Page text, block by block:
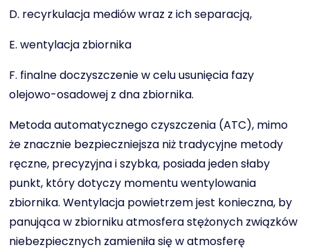
D. recyrkulacja mediów wraz z ich separacją,
E. wentylacja zbiornika
F. finalne doczyszczenie w celu usunięcia fazy
olejowo-osadowej z dna zbiornika.
Metoda automatycznego czyszczenia (ATC), mimo
że znacznie bezpieczniejsza niż tradycyjne metody
ręczne, precyzyjna i szybka, posiada jeden słaby
punkt, który dotyczy momentu wentylowania
zbiornika. Wentylacja powietrzem jest konieczna, by
panująca w zbiorniku atmosfera stężonych związków
niebezpiecznych zamieniła się w atmosferę